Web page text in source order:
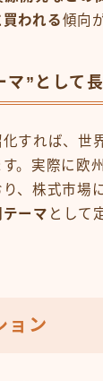
われる傾向
マ”として
すれば、世
。実際に欧
、株式市場
ーマ として
ョン